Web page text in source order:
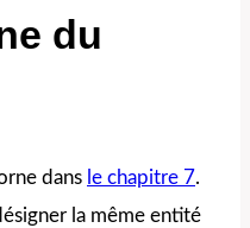
du
dans le chapitre 7.
la même entité